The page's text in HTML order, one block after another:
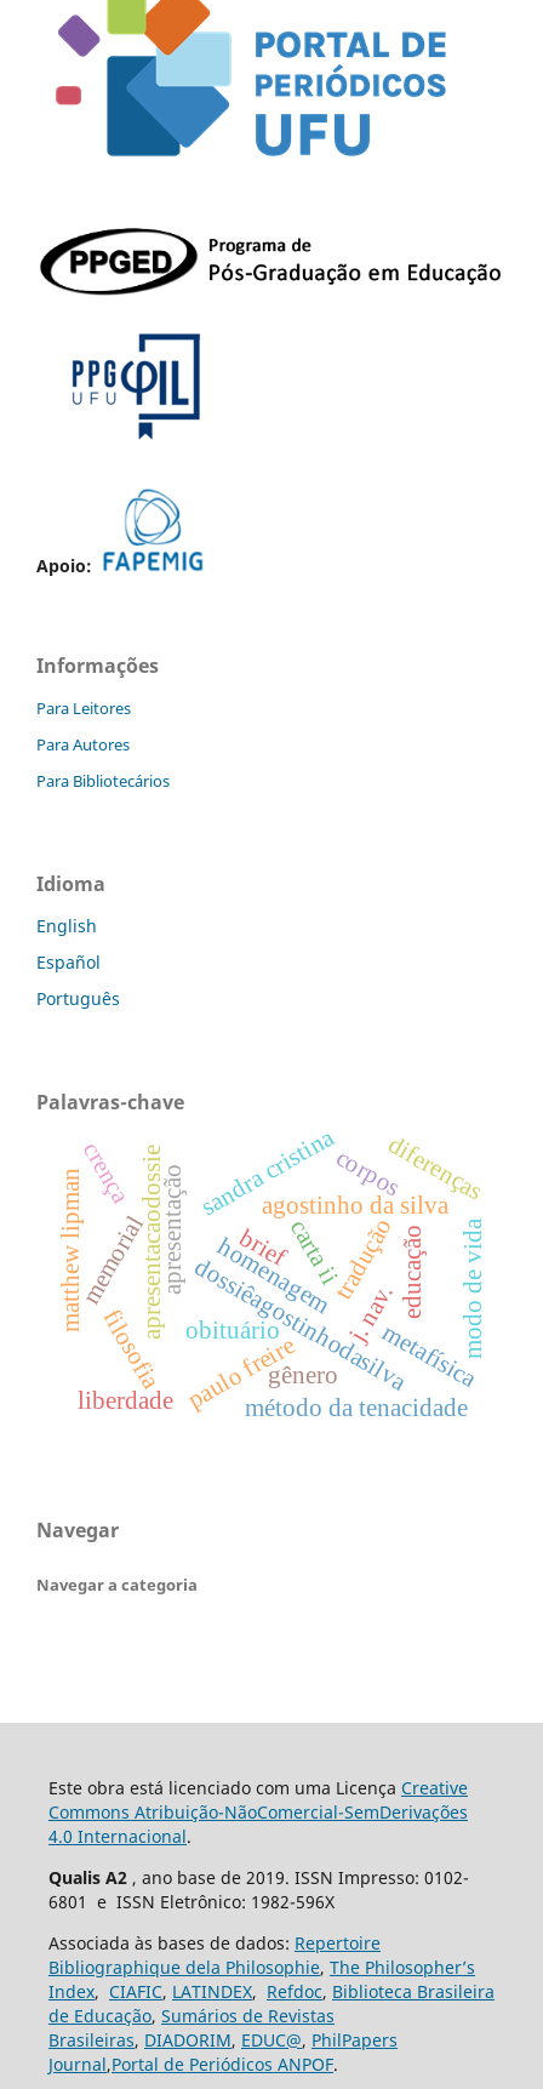
Apoio:
Informações
Para Leitores
Para Autores
Para Bibliotecários
Idioma
English
Español
Português
Palavras-chave
apresentação
dossiêagostinhodasilva
apresentacaodossie tradução
brief
j. nav.
agostinho da silva
carta ii
sandra cristina
obituário
homenagem
memorial
diferenças
corpos
filosofia metafísica
modo de vida
paulo freire
matthew lipman educação
crença
método da tenacidade
gênero
liberdade
Navegar
Navegar a categoria
Este obra está licenciado com uma Licença Creative
Commons Atribuição-NãoComercial-SemDerivações
4.0 Internacional.
Qualis A2 , ano base de 2019. ISSN Impresso: 0102-
6801 e ISSN Eletrônico: 1982-596X
Associada às bases de dados: Repertoire
Bibliographique dela Philosophie, The Philosopher’s
Index, CIAFIC, LATINDEX, Refdoc, Biblioteca Brasileira
de Educação, Sumários de Revistas
Brasileiras, DIADORIM, EDUC@, PhilPapers
Journal,Portal de Periódicos ANPOF.